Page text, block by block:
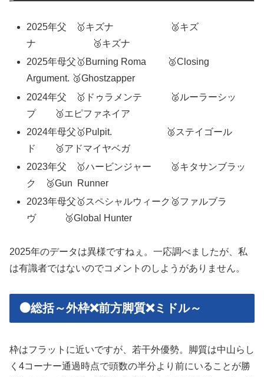
2025年父 🥇キズナ 🥈キズ
ナ 🥉キズナ
2025年母父🥇Burning Roma 🥈Closing
Argument. 🥉Ghostzapper
2024年父 🥇ドゥラメンテ 🥈ルーラーシッ
プ 🥉エピファネイア
2024年母父🥇Pulpit. 🥈ステイゴール
ド 🥉アドマイヤベガ
2023年父 🥇ハービンジャー 🥈キタサンブラッ
ク 🥉Gun Runner
2023年母父🥇スペシャルウィーク🥈ファルブラ
ヴ 🥉Global Hunter
2025年のデータは異様ですねぇ。一応調べましたが、私
は有識者ではないのでコメントのしようがありません。
🟠総括～外枠❌前方脚質❌ミドル～
枠はフラットに近いですが、若干外優勢。脚質は中山らし
く4コーナー通過時点で頭数の半分より前にいることが勝